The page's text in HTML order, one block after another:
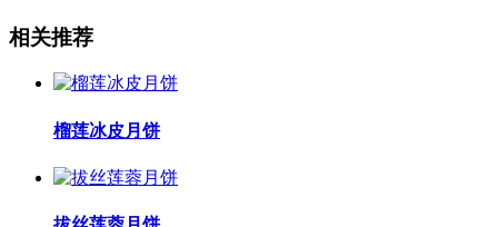
相关推荐
榴莲冰皮月饼